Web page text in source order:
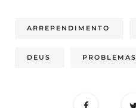
ARREPENDIMENTO
DEUS PROBLEMAS